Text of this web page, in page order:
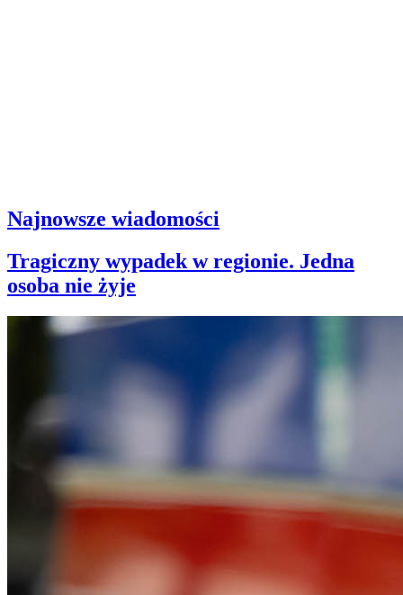
Najnowsze wiadomości
Tragiczny wypadek w regionie. Jedna
osoba nie żyje